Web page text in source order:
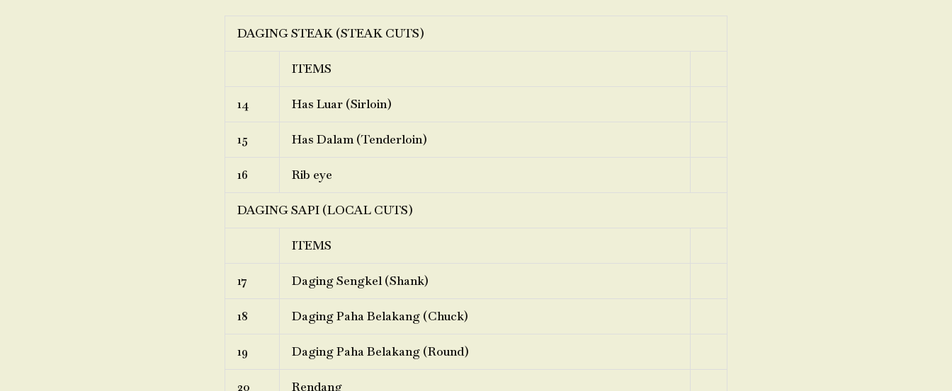
DAGING STEAK (STEAK CUTS)
ITEMS
14 Has Luar (Sirloin)
15 Has Dalam (Tenderloin)
16 Rib eye
DAGING SAPI (LOCAL CUTS)
ITEMS
17 Daging Sengkel (Shank)
18 Daging Paha Belakang (Chuck)
19 Daging Paha Belakang (Round)
20 Rendang